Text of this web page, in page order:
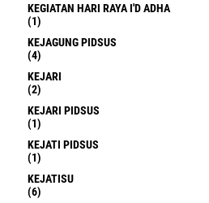
KEGIATAN HARI RAYA I'D ADHA
(1)
KEJAGUNG PIDSUS
(4)
KEJARI
(2)
KEJARI PIDSUS
(1)
KEJATI PIDSUS
(1)
KEJATISU
(6)